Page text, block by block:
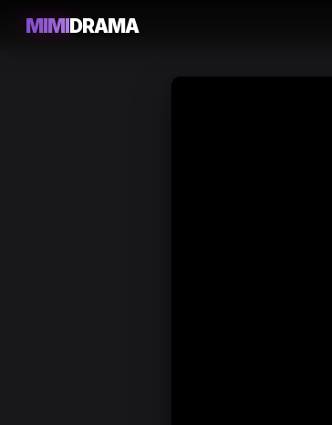
MIMIDRAMA